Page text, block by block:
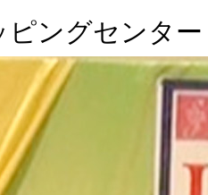
ングセンター